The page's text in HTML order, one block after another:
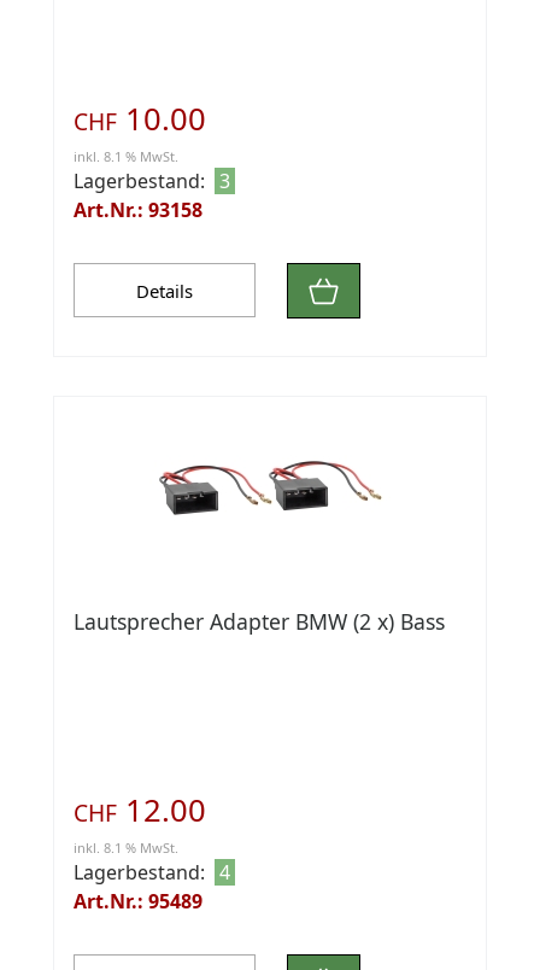
CHF 10.00
inkl. 8.1 % MwSt.
Lagerbestand: 3
Art.Nr.: 93158
Details
Lautsprecher Adapter BMW (2 x) Bass
CHF 12.00
inkl. 8.1 % MwSt.
Lagerbestand: 4
Art.Nr.: 95489